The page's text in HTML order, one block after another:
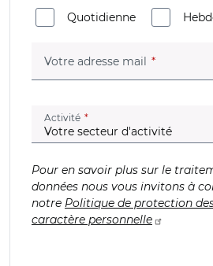
Quotidienne
Votre adresse mail (champ
Activité (champ obligatoire)
Pour en savoir plus sur le
données nous vous invitons à
notre Politique de protection
caractère personnelle